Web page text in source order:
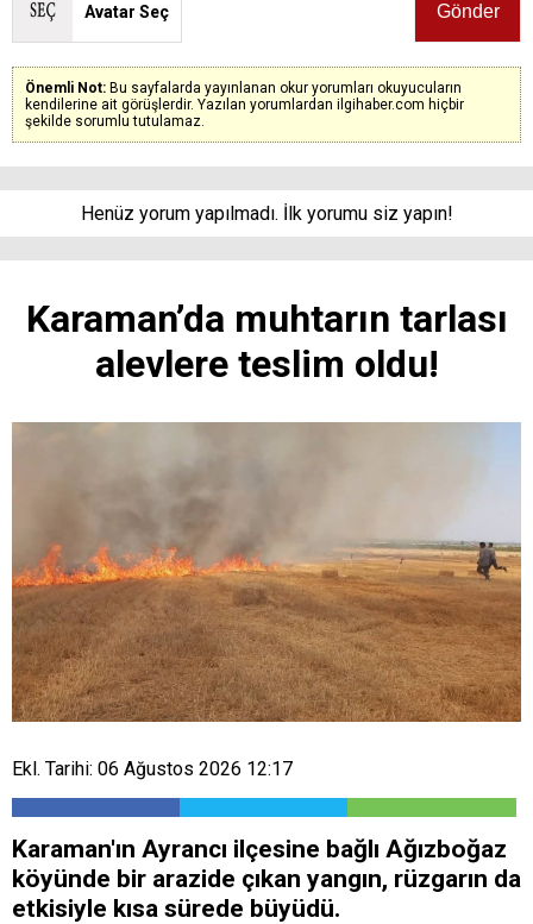
Avatar Seç
Önemli Not: Bu sayfalarda yayınlanan okur yorumları okuyucuların
kendilerine ait görüşlerdir. Yazılan yorumlardan ilgihaber.com hiçbir
şekilde sorumlu tutulamaz.
Henüz yorum yapılmadı. İlk yorumu siz yapın!
Karaman’da muhtarın tarlası
alevlere teslim oldu!
Ekl. Tarihi: 06 Ağustos 2026 12:17
Karaman'ın Ayrancı ilçesine bağlı Ağızboğaz
köyünde bir arazide çıkan yangın, rüzgarın da
etkisiyle kısa sürede büyüdü.